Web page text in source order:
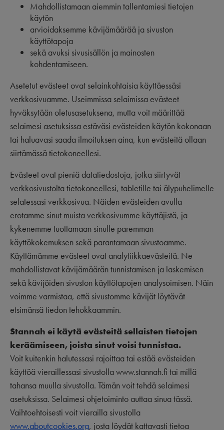
Mahdollistamaan aiemmin tallentamiesi tietojen
käytön
arvioidaksemme kävijämäärää ja sivuston
käyttötapoja
sekä avuksi sivusisällön ja mainosten
kohdentamiseen.
Asetetut evästeet ovat selainkohtaisia käyttäessäsi
verkkosivuamme. Useimmissa selaimissa evästeet
hyväksytään oletusasetuksena, mutta voit määrittää
selaimesi asetuksissa estäväsi evästeiden käytön kokonaan
tai haluavasi saada ilmoituksen aina, kun evästeitä ollaan
siirtämässä tietokoneellesi.
Evästeet ovat pieniä datatiedostoja, jotka siirtyvät
verkkosivustolta tietokoneellesi, tabletille tai älypuhelimelle
selatessasi verkkosivua. Näiden evästeiden avulla
erotamme sinut muista verkkosivumme käyttäjistä, ja
kykenemme tuottamaan sinulle paremman
käyttökokemuksen sekä parantamaan sivustoamme.
Käyttämämme evästeet ovat analytiikkaevästeitä. Ne
mahdollistavat kävijämäärän tunnistamisen ja laskemisen
sekä kävijöiden sivuston käyttötapojen analysoimisen. Näin
voimme varmistaa, että sivustomme kävijät löytävät
etsimänsä tiedon tehokkaammin.
Stannah ei käytä evästeitä sellaisten tietojen
keräämiseen, joista sinut voisi tunnistaa.
Voit kuitenkin halutessasi rajoittaa tai estää evästeiden
käyttöä vieraillessasi sivustolla www.stannah.fi tai millä
tahansa muulla sivustolla. Tämän voit tehdä selaimesi
asetuksissa. Selaimesi ohjetoiminto auttaa sinua tässä.
Vaihtoehtoisesti voit vierailla sivustolla
www.aboutcookies.org, josta löydät kattavasti tietoa